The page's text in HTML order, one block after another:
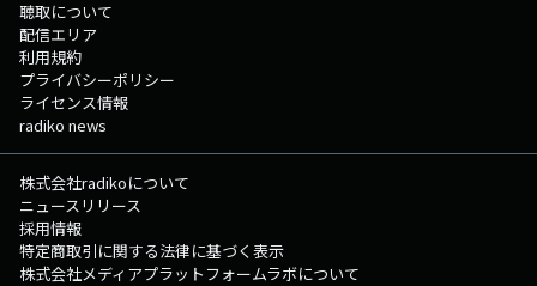
聴取について
配信エリア
利用規約
プライバシーポリシー
ライセンス情報
radiko news
株式会社radikoについて
ニュースリリース
採用情報
特定商取引に関する法律に基づく表示
株式会社メディアプラットフォームラボについて